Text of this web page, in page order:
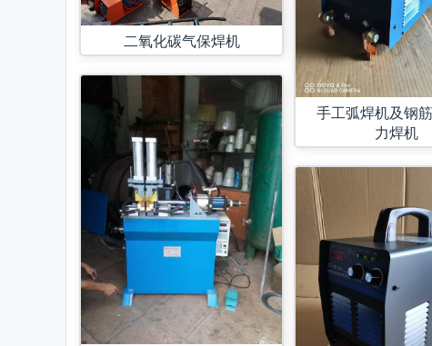
二氧化碳气保焊机
手工弧焊机及钢
力焊机